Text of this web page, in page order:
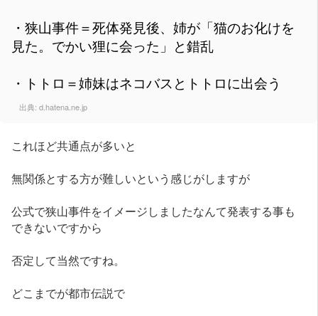
・狭山事件＝死体発見後、姉が「猫のお化けを
見た。でかい狸に会った」と錯乱
・トトロ＝姉妹はネコバスとトトロに出会う
出典: d.hatena.ne.jp
これほど共通点が多いと
無関係とする方が難しいという感じがしますが
公式で狭山事件をイメージしましたなんて発表する事も
できないですから
否定して当然ですね。
どこまでが都市伝説で